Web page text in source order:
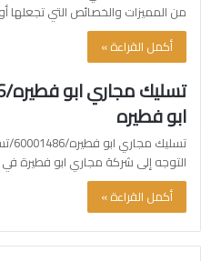
من المميزات والخصائص التي تجعلها
أكمل القراءة »
ابو فطيره
التوجه إلى شركة مجاري ابو فطيرة
أكمل القراءة »